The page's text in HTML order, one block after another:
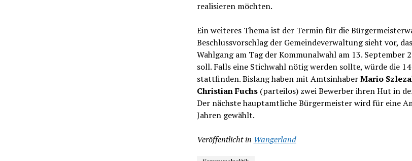
realisieren möchten.
Ein weiteres Thema ist der Termin für die
Beschlussvorschlag der Gemeindeverwaltung sieht vor,
Wahlgang am Tag der Kommunalwahl am 13. September
soll. Falls eine Stichwahl nötig werden sollte, würde die
stattfinden. Bislang haben mit AmtsinhaberMario
Christian Fuchs (parteilos) zwei Bewerber ihren Hut in
Der nächste hauptamtliche Bürgermeister wird für eine
Jahren gewählt.
Veröffentlicht in Wangerland